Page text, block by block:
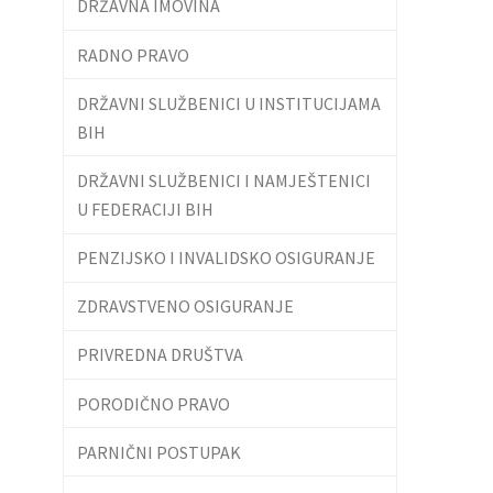
DRŽAVNA IMOVINA
RADNO PRAVO
DRŽAVNI SLUŽBENICI U INSTITUCIJAMA
BIH
DRŽAVNI SLUŽBENICI I NAMJEŠTENICI
U FEDERACIJI BIH
PENZIJSKO I INVALIDSKO OSIGURANJE
ZDRAVSTVENO OSIGURANJE
PRIVREDNA DRUŠTVA
PORODIČNO PRAVO
PARNIČNI POSTUPAK